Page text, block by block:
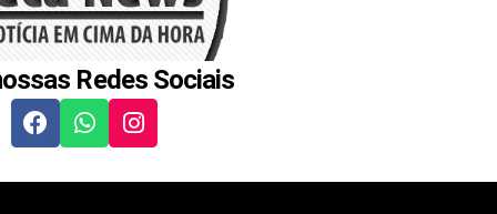
Redes Sociais